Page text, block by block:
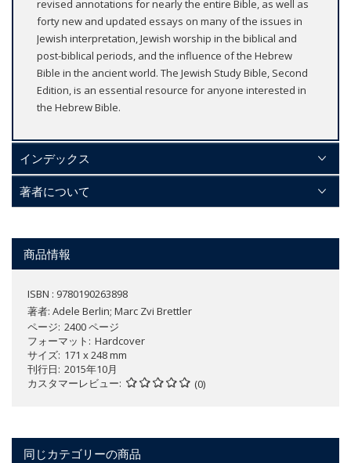
revised annotations for nearly the entire Bible, as well as
forty new and updated essays on many of the issues in
Jewish interpretation, Jewish worship in the biblical and
post-biblical periods, and the influence of the Hebrew
Bible in the ancient world. The Jewish Study Bible, Second
Edition, is an essential resource for anyone interested in
the Hebrew Bible.
インデックス
著者について
商品情報
ISBN : 9780190263898
著者: Adele Berlin; Marc Zvi Brettler
ページ 2400 ページ
フォーマット
Hardcover
サイズ 171 x 248 mm
刊行日 2015年10月
カスタマーレビュー
(0)
同じカテゴリーの商品